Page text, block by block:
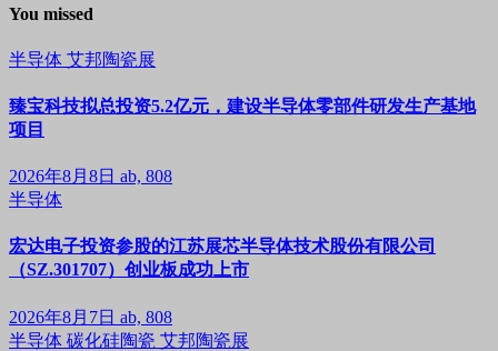
You missed
半导体 艾邦陶瓷展
臻宝科技拟总投资5.2亿元，建设半导体零部件研发生产基地
项目
2026年8月8日 ab, 808
半导体
宏达电子投资参股的江苏展芯半导体技术股份有限公司
（SZ.301707）创业板成功上市
2026年8月7日 ab, 808
半导体 碳化硅陶瓷 艾邦陶瓷展